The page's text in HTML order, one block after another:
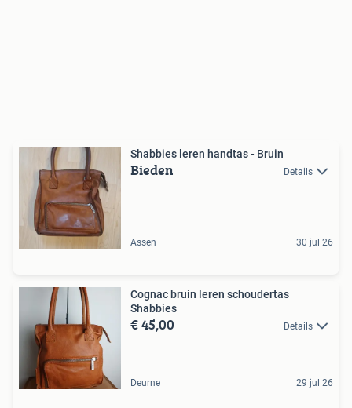
Shabbies leren handtas - Bruin
Bieden Details
Assen 30 jul 26
Cognac bruin leren schoudertas
Shabbies
€ 45,00 Details
Deurne 29 jul 26